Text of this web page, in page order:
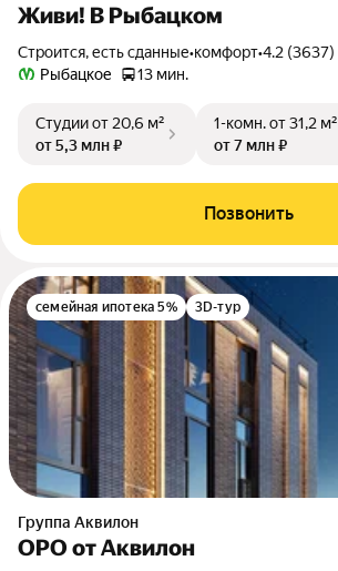
Живи! В Рыбацком
Строится, есть сданные•комфорт•4.2 (3637)
Рыбацкое
13 мин.
Студииот 20,6 м²
от 5,3 млн ₽
1-комн.от 31,2 м²
от 7 млн ₽
Позвонить
семейная ипотека 5% 3D-тур
Группа Аквилон
ОРО от Аквилон